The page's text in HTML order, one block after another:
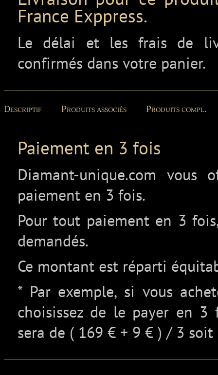
France Exppress.
Le délai et les frais de
confirmés dans votre panier.
Descriptif Produits associés Produits compl.
Paiement en 3 fois
Diamant-unique.com vous
paiement en 3 fois.
Pour tout paiement en 3
demandés.
Ce montant est réparti
* Par exemple, si vous
choisissez de le payer en
sera de ( 169 € + 9 € ) / 3 soit